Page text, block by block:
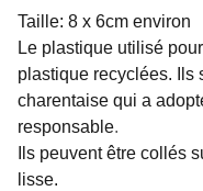
Taille: 8 x 6cm environ
Le plastique utilisé
plastique recyclées. Ils
charentaise qui a
responsable.
Ils peuvent être collés
lisse.